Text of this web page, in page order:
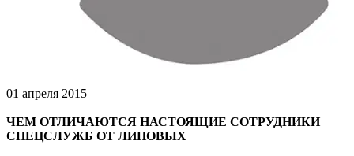
01 апреля 2015
ЧЕМ ОТЛИЧАЮТСЯ НАСТОЯЩИЕ СОТРУДНИКИ
СПЕЦСЛУЖБ ОТ ЛИПОВЫХ